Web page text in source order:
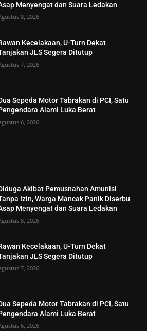
Menyengat dan Suara Ledakan
8, 2026
Kecelakaan, U-Turn Dekat
JLS Segera Ditutup
7, 2026
Sepeda Motor Tabrakan di PCI, Satu
Alami Luka Berat
6, 2026
Akibat Pemusnahan Amunisi
Izin, Warga Mancak Panik Diserbu
Menyengat dan Suara Ledakan
8, 2026
Kecelakaan, U-Turn Dekat
JLS Segera Ditutup
7, 2026
Sepeda Motor Tabrakan di PCI, Satu
Alami Luka Berat
6, 2026